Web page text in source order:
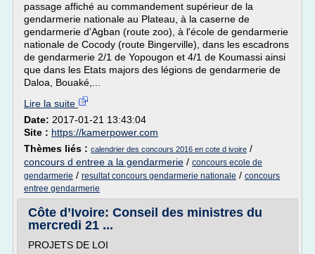
passage affiché au commandement supérieur de la
gendarmerie nationale au Plateau, à la caserne de
gendarmerie d'Agban (route zoo), à l'école de gendarmerie
nationale de Cocody (route Bingerville), dans les escadrons
de gendarmerie 2/1 de Yopougon et 4/1 de Koumassi ainsi
que dans les Etats majors des légions de gendarmerie de
Daloa, Bouaké,...
Lire la suite
Date: 2017-01-21 13:43:04
Site : https://kamerpower.com
Thèmes liés : calendrier des concours 2016 en cote d ivoire /
concours d entree a la gendarmerie / concours ecole de
gendarmerie / resultat concours gendarmerie nationale / concours
entree gendarmerie
Côte d’Ivoire: Conseil des ministres du
mercredi 21 ...
PROJETS DE LOI